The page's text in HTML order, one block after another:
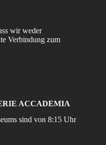
wir weder
Verbindung zum
ACCADEMIA
sind von 8:15 Uhr